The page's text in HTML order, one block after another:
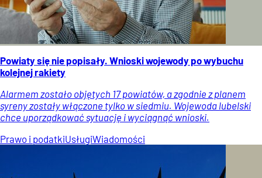
Powiaty się nie popisały. Wnioski wojewody po wybuchu
kolejnej rakiety
Alarmem zostało objętych 17 powiatów, a zgodnie z planem
syreny zostały włączone tylko w siedmiu. Wojewoda lubelski
chce uporządkować sytuację i wyciągnąć wnioski.
Prawo i podatkiUsługiWiadomości